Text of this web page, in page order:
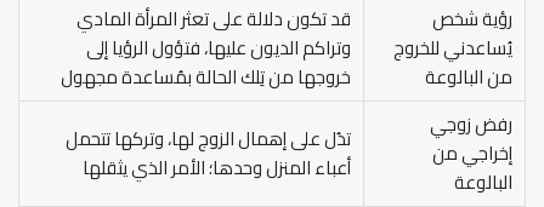
رؤية شخص
يُساعدني للخروج
من البالوعة
قد تكون دلالة على تعثر المرأة المادي
وتراكم الديون عليها، فتؤول الرؤيا إلى
خروجها من تِلك الحالة بمُساعدة مجهول
رفض زوجي
إخراجي من
البالوعة
تدُل على إهمال الزوج لها، وتركها تتحمل
أعباء المنزل وحدها؛ الأمر الذي يثقلها